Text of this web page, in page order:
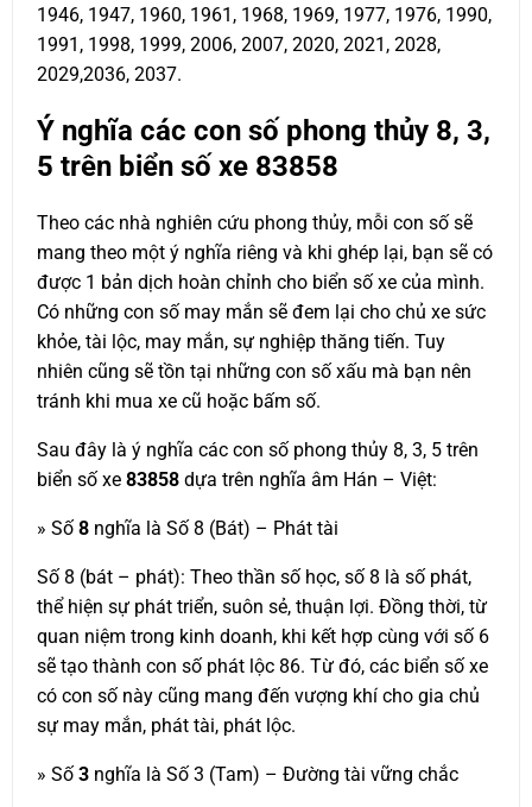
1946, 1947, 1960, 1961, 1968, 1969, 1977, 1976, 1990,
1991, 1998, 1999, 2006, 2007, 2020, 2021, 2028,
2029,2036, 2037.
Ý nghĩa các con số phong thủy 8, 3,
5 trên biển số xe 83858
Theo các nhà nghiên cứu phong thủy, mỗi con số sẽ
mang theo một ý nghĩa riêng và khi ghép lại, bạn sẽ có
được 1 bản dịch hoàn chỉnh cho biển số xe của mình.
Có những con số may mắn sẽ đem lại cho chủ xe sức
khỏe, tài lộc, may mắn, sự nghiệp thăng tiến. Tuy
nhiên cũng sẽ tồn tại những con số xấu mà bạn nên
tránh khi mua xe cũ hoặc bấm số.
Sau đây là ý nghĩa các con số phong thủy 8, 3, 5 trên
biển số xe 83858 dựa trên nghĩa âm Hán – Việt:
» Số8 nghĩa là Số 8 (Bát) – Phát tài
Số 8 (bát – phát): Theo thần số học, số 8 là số phát,
thể hiện sự phát triển, suôn sẻ, thuận lợi. Đồng thời, từ
quan niệm trong kinh doanh, khi kết hợp cùng với số 6
sẽ tạo thành con số phát lộc 86. Từ đó, các biển số xe
có con số này cũng mang đến vượng khí cho gia chủ
sự may mắn, phát tài, phát lộc.
» Số3 nghĩa là Số 3 (Tam) – Đường tài vững chắc